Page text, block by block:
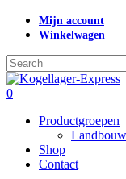
Skip
content
Mijn account
Winkelwagen
Close
Search
search
0
Productgroepen
Shop
Contact